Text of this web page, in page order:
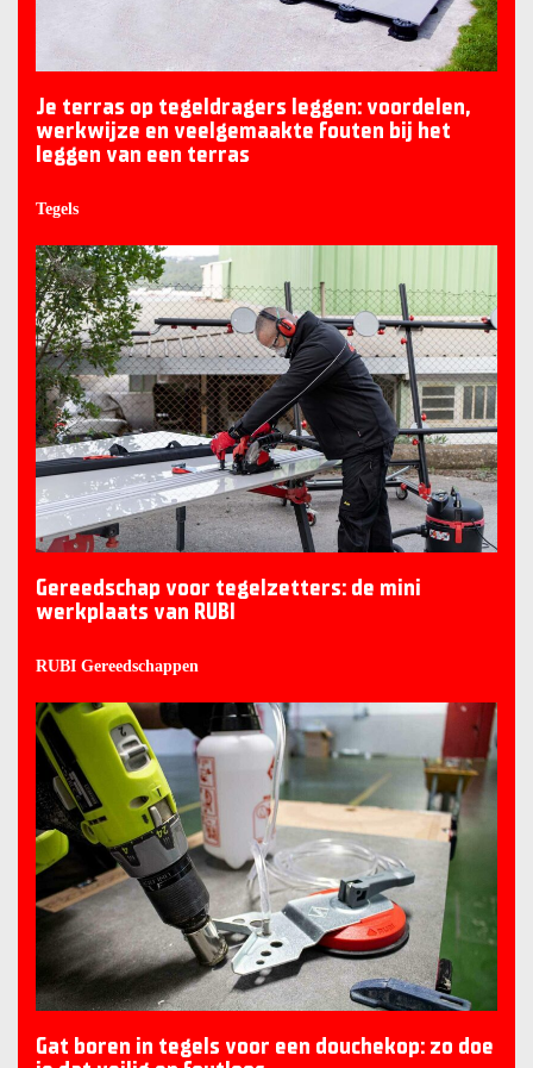
Je terras op tegeldragers leggen: voordelen,
werkwijze en veelgemaakte fouten bij het
leggen van een terras
Tegels
Gereedschap voor tegelzetters: de mini
werkplaats van RUBI
RUBI Gereedschappen
Gat boren in tegels voor een douchekop: zo doe